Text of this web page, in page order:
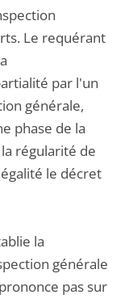
Le requérant
par l'un
générale,
phase de la
régularité de
le décret
la
générale
pas sur